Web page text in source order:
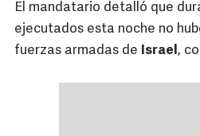
El mandatario detalló que
ejecutados esta noche no
fuerzas armadas de Israel,